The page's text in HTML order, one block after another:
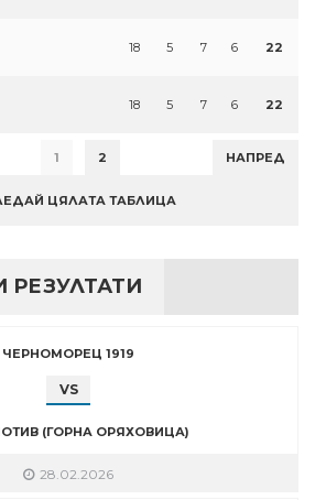
18 5 7 6 22
18 5 7 6 22
1 2 НАПРЕД
ЦЯЛАТА ТАБЛИЦА
РЕЗУЛТАТИ
ЧЕРНОМОРЕЦ 1919
VS
(ГОРНА ОРЯХОВИЦА)
28.02.2026